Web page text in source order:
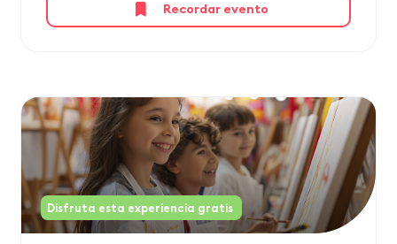
Recordar evento
Disfruta esta experiencia gratis